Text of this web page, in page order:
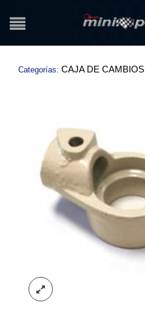
Categorías: CAJA DE CAMBIOS